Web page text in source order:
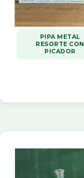
PIPA METAL
RESORTE CON
PICADOR